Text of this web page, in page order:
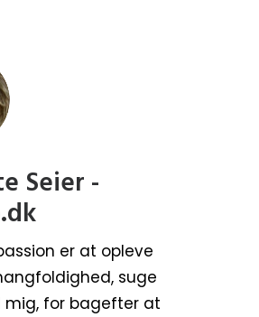
Seier -
er at opleve
suge
for bagefter at